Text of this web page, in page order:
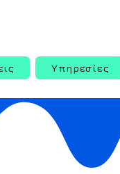
Υπηρεσίες